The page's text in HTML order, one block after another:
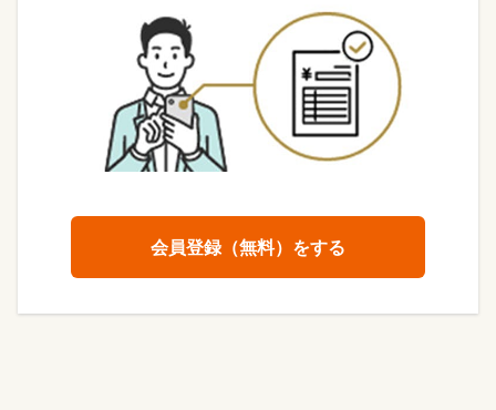
会員登録（無料）をする